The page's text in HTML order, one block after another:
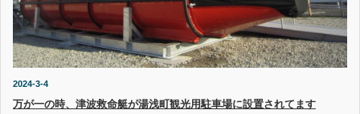
2024-3-4
万が一の時、津波救命艇が湯浅町観光用駐車場に設置されてます